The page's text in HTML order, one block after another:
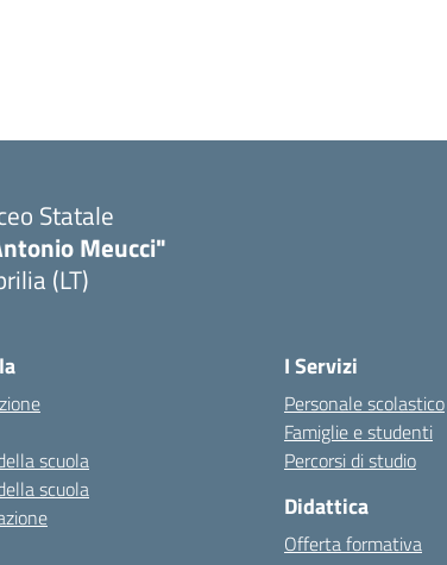
Statale
Meucci"
(LT)
scuola
scuola
I Servizi
Personale scolastico
Famiglie e studenti
Percorsi di studio
Didattica
Offerta formativa